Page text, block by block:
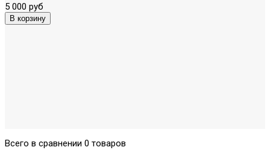
5 000 руб
Всего в сравнении 0 товаров